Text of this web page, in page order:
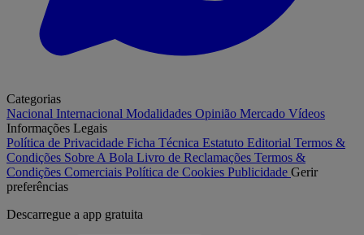
Categorias
Nacional Internacional Modalidades Opinião Mercado Vídeos
Informações Legais
Política de Privacidade Ficha Técnica Estatuto Editorial Termos &
Condições Sobre A Bola Livro de Reclamações Termos &
Condições Comerciais Política de Cookies Publicidade Gerir
preferências
Descarregue a app gratuita